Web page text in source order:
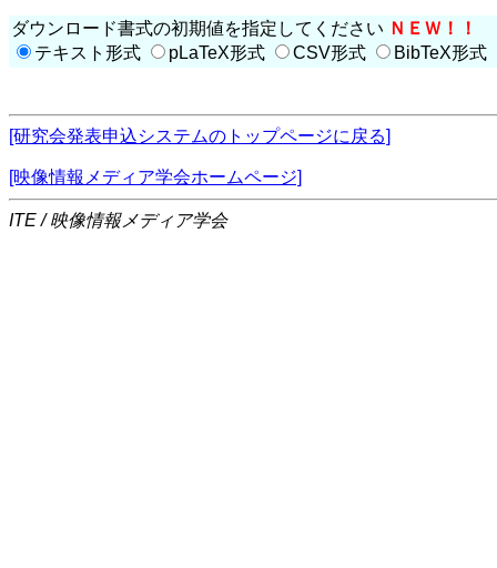
ダウンロード書式の初期値を指定してください ＮＥＷ！！
テキスト形式
pLaTeX形式 CSV形式 BibTeX形式
[研究会発表申込システムのトップページに戻る]
[映像情報メディア学会ホームページ]
ITE / 映像情報メディア学会